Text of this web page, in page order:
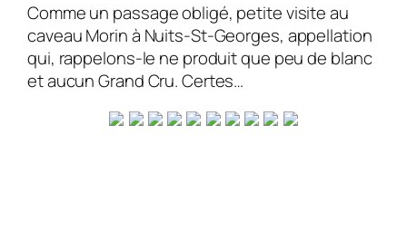
Comme un passage obligé, petite visite au
caveau Morin à Nuits-St-Georges, appellation
qui, rappelons-le ne produit que peu de blanc
et aucun Grand Cru. Certes…